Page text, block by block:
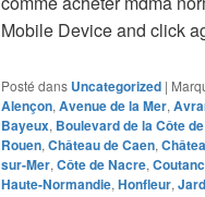
Mobile Device and click
Posté dans Uncategorized |
Alençon, Avenue de la Mer,
Bayeux, Boulevard de la Côte
Rouen, Château de Caen,
sur-Mer, Côte de Nacre,
Haute-Normandie, Honfleur,